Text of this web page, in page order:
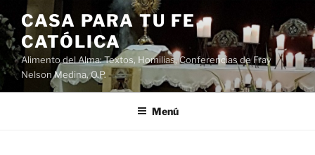
Saltar
al
contenido
CASA PARA TU FE
CATÓLICA
Alimento del Alma: Textos, Homilias, Conferencias de Fray
Nelson Medina, O.P.
Menú